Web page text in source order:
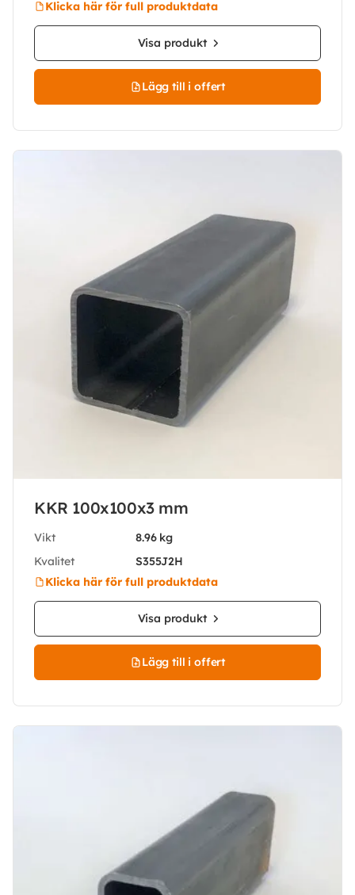
Klicka här för full produktdata
Visa produkt
Lägg till i offert
KKR 100x100x3 mm
Vikt
8.96 kg
Kvalitet
S355J2H
Klicka här för full produktdata
Visa produkt
Lägg till i offert